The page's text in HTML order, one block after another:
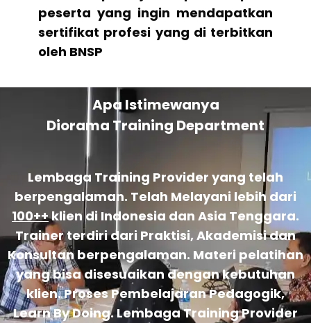
peserta yang ingin mendapatkan
sertifikat profesi yang di terbitkan
oleh BNSP
Apa Istimewanya
Diorama Training Department
Lembaga Training Provider yang telah
berpengalaman. Telah Melayani lebih dari
100++klien di Indonesia dan Asia Tenggara.
Trainer terdiri dari Praktisi, Akademisi dan
Konsultan berpengalaman. Materi pelatihan
yang bisa disesuaikan dengan kebutuhan
klien. Proses Pembelajaran Pedagogik,
Learn By Doing. Lembaga Training Provider